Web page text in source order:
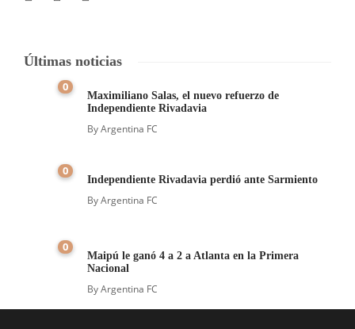
Últimas noticias
0
Maximiliano Salas, el nuevo refuerzo de
Independiente Rivadavia
ByArgentina FC
0
Independiente Rivadavia perdió ante Sarmiento
ByArgentina FC
0
Maipú le ganó 4 a 2 a Atlanta en la Primera
Nacional
ByArgentina FC